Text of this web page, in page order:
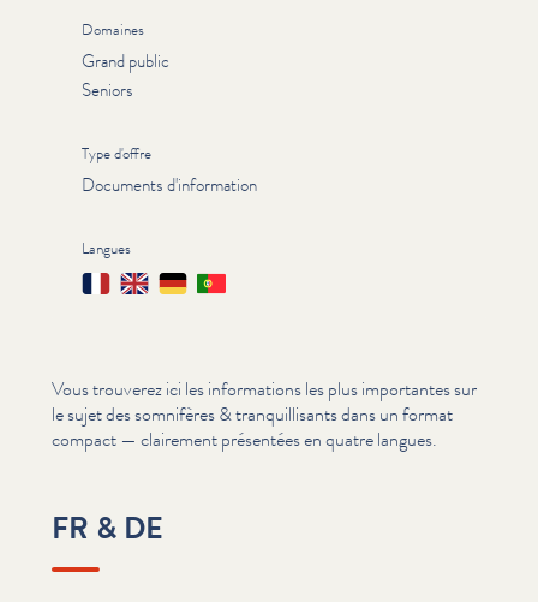
Domaines
Grand public
Seniors
Type d'offre
Documents d'information
Langues
FrançaisEnglishDeutschPortuguês
Vous trouverez ici les infor­ma­tions les plus importantes sur
le sujet des somnifères & tran­quil­lisants dans un format
compact — clairement présentées en quatre langues.
FR & DE